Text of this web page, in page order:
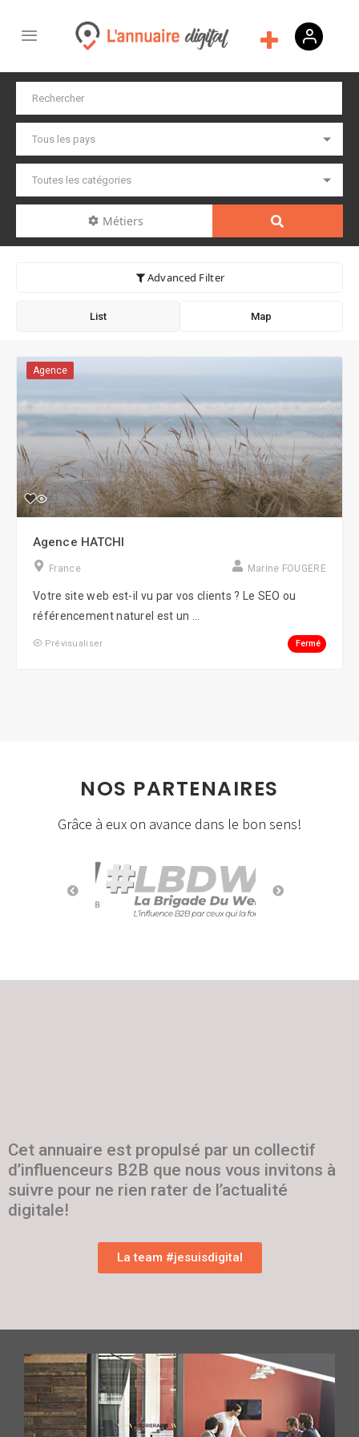
Métiers
Advanced Filter
List Map
Agence
Agence HATCHI
France Marine FOUGERE
Votre site web est-il vu par vos clients ? Le SEO ou
référencement naturel est un ...
Prévisualiser Fermé
NOS PARTENAIRES
Grâce à eux on avance dans le bon sens!
Cet annuaire est propulsé par un collectif
d’influenceurs B2B que nous vous invitons à
suivre pour ne rien rater de l’actualité
digitale!
La team #jesuisdigital